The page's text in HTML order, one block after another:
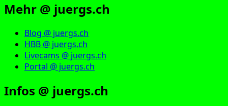
Mehr @ juergs.ch
Blog @ juergs.ch
HBB @ juergs.ch
Livecams @ juergs.ch
Portal @ juergs.ch
Infos @ juergs.ch